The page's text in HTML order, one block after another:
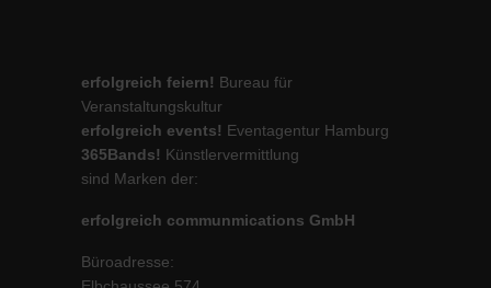
erfolgreich feiern! Bureau für
Veranstaltungskultur
erfolgreich events! Eventagentur Hamburg
365Bands! Künstlervermittlung
sind Marken der:
erfolgreich communmications GmbH
Büroadresse: